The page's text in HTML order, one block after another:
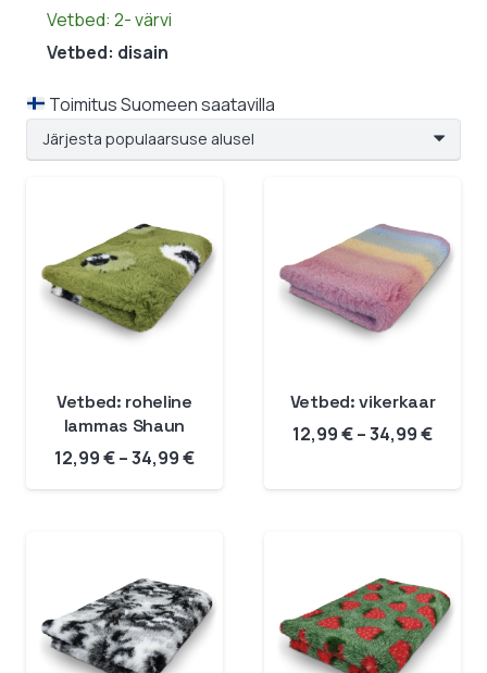
Toimitus Suomeen saatavilla
Vetbed: roheline
lammas Shaun
12,99€–34,99€Hinnavahemik:
12,99 €
Vetbed: vikerkaar
12,99€–34,99€
kuni
Vetbed: 2- värvi
Vetbed: disain